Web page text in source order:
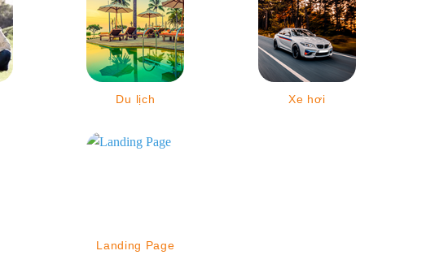
Du lịch Xe hơi
Landing Page